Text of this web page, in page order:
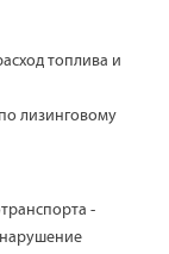
топлива и
лизинговому
-
нарушение